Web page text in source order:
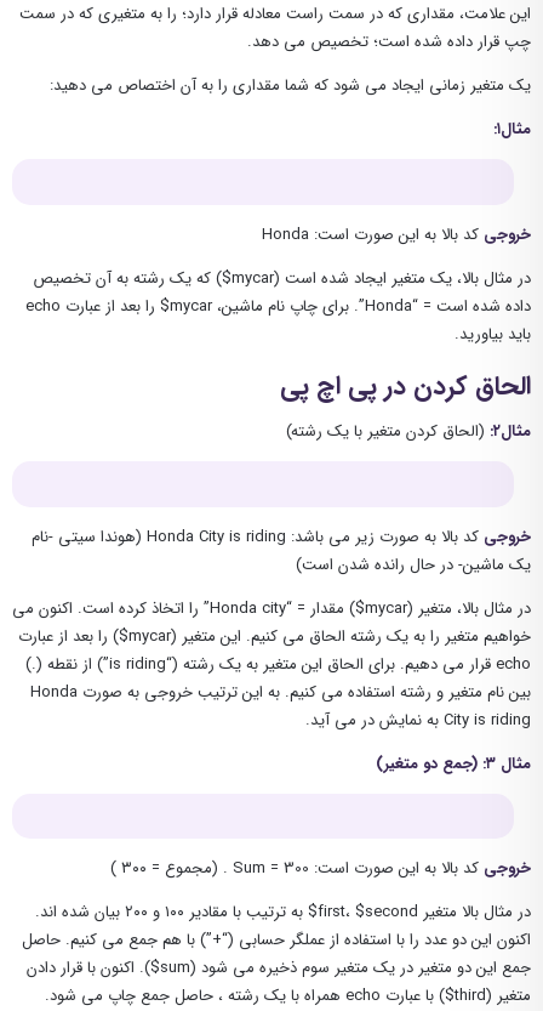
این علامت، مقداری که در سمت راست معادله قرار دارد؛ را به متغیری که در سمت
چپ قرار داده شده است؛ تخصیص می دهد.
یک متغیر زمانی ایجاد می شود که شما مقداری را به آن اختصاص می دهید:
مثال۱:
خروجی کد بالا به این صورت است: Honda
در مثال بالا، یک متغیر ایجاد شده است (mycar$) که یک رشته به آن تخصیص
داده شده است = “Honda”. برای چاپ نام ماشین، mycar$ را بعد از عبارت echo
باید بیاورید.
الحاق کردن در پی اچ پی
مثال۲: (الحاق کردن متغیر با یک رشته)
خروجی
کد بالا به صورت زیر می باشد: Honda City is riding (هوندا سیتی -نام
یک ماشین- در حال رانده شدن است)
در مثال بالا، متغیر (mycar$) مقدار = “Honda city” را اتخاذ کرده است. اکنون می
خواهیم متغیر را به یک رشته الحاق می کنیم. این متغیر (mycar$) را بعد از عبارت
echo قرار می دهیم. برای الحاق این متغیر به یک رشته (“is riding”) از نقطه (.)
بین نام متغیر و رشته استفاده می کنیم. به این ترتیب خروجی به صورت Honda
City is riding به نمایش در می آید.
مثال ۳: (جمع دو متغیر)
خروجی کد بالا به این صورت است: Sum = 300 . (مجموع = ۳۰۰ )
در مثال بالا متغیر first، $second$ به ترتیب با مقادیر ۱۰۰ و ۲۰۰ بیان شده اند.
اکنون این دو عدد را با استفاده از عملگر حسابی (“+”) با هم جمع می کنیم. حاصل
جمع این دو متغیر در یک متغیر سوم ذخیره می شود (sum$). اکنون با قرار دادن
متغیر (third$) با عبارت echo همراه با یک رشته ، حاصل جمع چاپ می شود.